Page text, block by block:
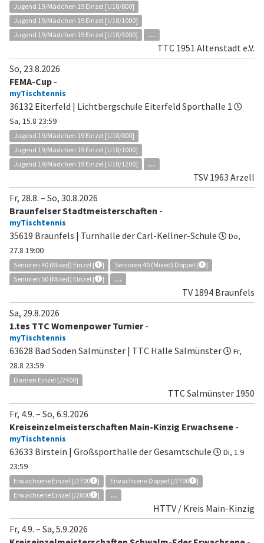
Jugend 19/Mädchen 19 Einzel [U18/800]
Jugend 19/Mädchen 19 Einzel [U18/1000]
Jugend 19/Mädchen 19 Einzel [U18/3000]
...
TTC 1951 Altenstadt e.V.
So, 23.8.2026
FEMA-Cup -
myTischtennis
36132 Eiterfeld | Lichtbergschule Eiterfeld Sporthalle 1
Sa, 15.8 23:59
Jugend 19/Mädchen 19 Einzel [U18/800]
Jugend 19/Mädchen 19 Einzel [U18/1000]
Jugend 19/Mädchen 19 Einzel [U18/1200]
...
TSV 1963 Arzell
Fr, 28.8. – So, 30.8.2026
Braunfelser Stadtmeisterschaften -
myTischtennis
35619 Braunfels | Turnhalle der Carl-Kellner-Schule
Do,
27.8 19:00
Senioren 40 (Mixed) Einzel [ ] Senioren 40 (Mixed) Doppel [
]
Senioren 50 (Mixed) Einzel [
] ...
TV 1894 Braunfels
Sa, 29.8.2026
1.tes TTC Womenpower Turnier -
myTischtennis
63628 Bad Soden Salmünster | TTC Halle Salmünster
Fr,
28.8 23:59
Damen Einzel [/2400]
TTC Salmünster 1950
Fr, 4.9. – So, 6.9.2026
Kreiseinzelmeisterschaften Main-Kinzig Erwachsene -
myTischtennis
63633 Birstein | Großsporthalle der Gesamtschule
Di, 1.9
23:59
Erwachsene Einzel [/2700 ] Erwachsene Doppel [/2700
]
Erwachsene Einzel [/2000
] ...
HTTV / Kreis Main-Kinzig
Fr, 4.9. – Sa, 5.9.2026